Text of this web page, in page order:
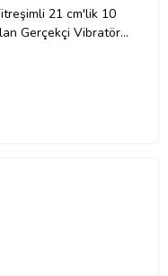
21 cm'lik 10
Gerçekçi Vibratör